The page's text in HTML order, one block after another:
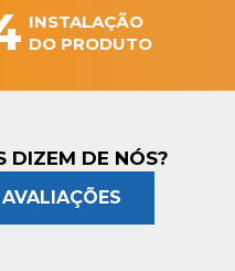
INSTALAÇÃO
DO PRODUTO
DIZEM DE NÓS?